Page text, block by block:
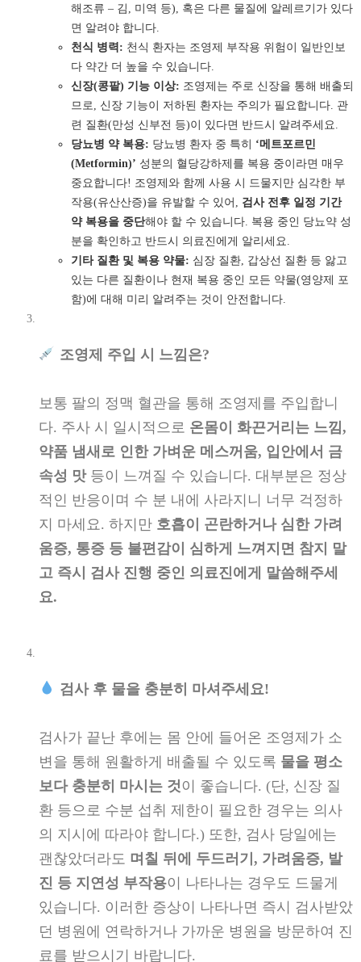
해조류 – 김, 미역 등), 혹은 다른 물질에 알레르기가 있다
면 알려야 합니다.
천식 병력: 천식 환자는 조영제 부작용 위험이 일반인보
다 약간 더 높을 수 있습니다.
신장(콩팥) 기능 이상: 조영제는 주로 신장을 통해 배출되
므로, 신장 기능이 저하된 환자는 주의가 필요합니다. 관
련 질환(만성 신부전 등)이 있다면 반드시 알려주세요.
당뇨병 약 복용: 당뇨병 환자 중 특히 ‘메트포르민
(Metformin)’ 성분의 혈당강하제를 복용 중이라면 매우
중요합니다! 조영제와 함께 사용 시 드물지만 심각한 부
작용(유산산증)을 유발할 수 있어, 검사 전후 일정 기간
약 복용을 중단해야 할 수 있습니다. 복용 중인 당뇨약 성
분을 확인하고 반드시 의료진에게 알리세요.
기타 질환 및 복용 약물: 심장 질환, 갑상선 질환 등 앓고
있는 다른 질환이나 현재 복용 중인 모든 약물(영양제 포
함)에 대해 미리 알려주는 것이 안전합니다.
조영제 주입 시 느낌은?
보통 팔의 정맥 혈관을 통해 조영제를 주입합니
다. 주사 시 일시적으로 온몸이 화끈거리는 느낌,
약품 냄새로 인한 가벼운 메스꺼움, 입안에서 금
속성 맛등이 느껴질 수 있습니다. 대부분은 정상
적인 반응이며 수 분 내에 사라지니 너무 걱정하
지 마세요. 하지만 호흡이 곤란하거나 심한 가려
움증, 통증 등 불편감이 심하게 느껴지면 참지 말
고 즉시 검사 진행 중인 의료진에게 말씀해주세
요.
검사 후 물을 충분히 마셔주세요!
검사가 끝난 후에는 몸 안에 들어온 조영제가 소
변을 통해 원활하게 배출될 수 있도록 물을 평소
보다 충분히 마시는 것이 좋습니다. (단, 신장 질
환 등으로 수분 섭취 제한이 필요한 경우는 의사
의 지시에 따라야 합니다.) 또한, 검사 당일에는
괜찮았더라도 며칠 뒤에 두드러기, 가려움증, 발
진 등 지연성 부작용이 나타나는 경우도 드물게
있습니다. 이러한 증상이 나타나면 즉시 검사받았
던 병원에 연락하거나 가까운 병원을 방문하여 진
료를 받으시기 바랍니다.